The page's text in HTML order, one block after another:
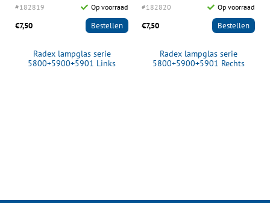
#182819 Op voorraad
€7,50 Bestellen
Radex lampglas serie
5800+5900+5901 Links
#182820 Op voorraad
€7,50 Bestellen
Radex lampglas serie
5800+5900+5901 Rechts